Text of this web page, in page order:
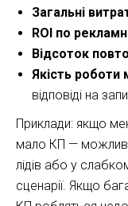
Загальні
ROI по
Відсоток
Якість
відповіді на
Приклади: якщо
мало КП —
лідів або у
сценарії. Якщо